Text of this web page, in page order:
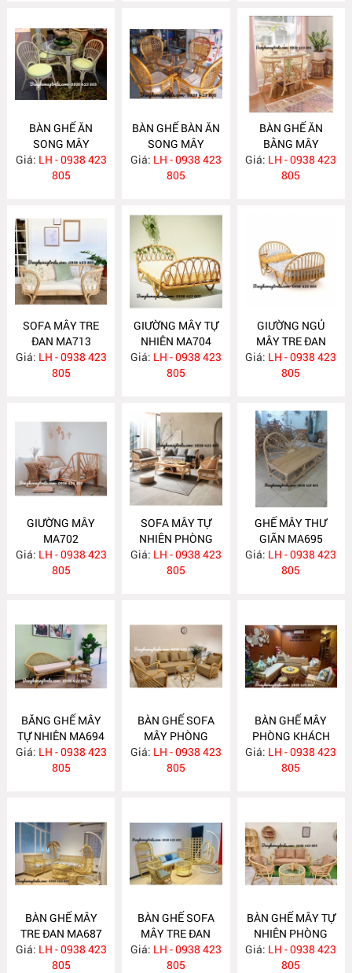
BÀN GHẾ ĂN
SONG MÂY
MA726
Giá: LH - 0938 423
805
BÀN GHẾ BÀN ĂN
SONG MÂY
MA725
Giá: LH - 0938 423
805
BÀN GHẾ ĂN
BẰNG MÂY
MA724
Giá: LH - 0938 423
805
SOFA MÂY TRE
ĐAN MA713
Giá: LH - 0938 423
805
GIƯỜNG MÂY TỰ
NHIÊN MA704
Giá: LH - 0938 423
805
GIƯỜNG NGỦ
MÂY TRE ĐAN
MA703
Giá: LH - 0938 423
805
GIƯỜNG MÂY
MA702
Giá: LH - 0938 423
805
SOFA MÂY TỰ
NHIÊN PHÒNG
KHÁCH MA697
Giá: LH - 0938 423
805
GHẾ MÂY THƯ
GIÃN MA695
Giá: LH - 0938 423
805
BĂNG GHẾ MÂY
TỰ NHIÊN MA694
Giá: LH - 0938 423
805
BÀN GHẾ SOFA
MÂY PHÒNG
KHÁCH MA689
Giá: LH - 0938 423
805
BÀN GHẾ MÂY
PHÒNG KHÁCH
MA688
Giá: LH - 0938 423
805
BÀN GHẾ MÂY
TRE ĐAN MA687
Giá: LH - 0938 423
805
BÀN GHẾ SOFA
MÂY TRE ĐAN
MA686
Giá: LH - 0938 423
805
BÀN GHẾ MÂY TỰ
NHIÊN PHÒNG
KHÁCH MA685
Giá: LH - 0938 423
805